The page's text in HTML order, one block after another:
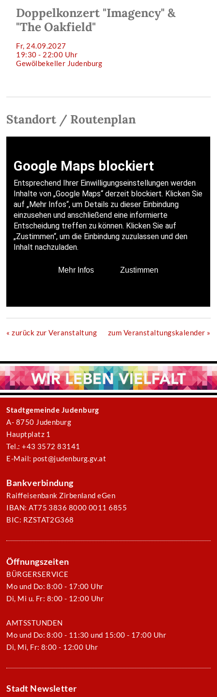
Doppelkonzert "Imagency" &
"The Oakfield"
Fr, 24.09.2027
19:30 - 22:00 Uhr
Gewölbekeller Judenburg
Standort / Routenplan
« zurück zur Veranstaltung zum Veranstaltungskalender »
Stadtgemeinde Judenburg
A- 8750 Judenburg
Hauptplatz 1
Tel.: +43 3572 83141
E-Mail: post@judenburg.gv.at
Bankverbindung
Raiffeisenbank Zirbenland eGen
IBAN: AT75 3836 8000 0011 6855
BIC: RZSTAT2G368
Öffnungszeiten
BÜRGERSERVICE
Mo und Do: 8:00 - 17:00 Uhr
Di, Mi u. Fr: 8:00 - 12:00 Uhr
AMTSSTUNDEN
Mo und Do: 8:00 - 11:30 und 15:00 - 17:00 Uhr
Di, Mi, Fr: 8:00 - 12:00 Uhr
Stadt Newsletter